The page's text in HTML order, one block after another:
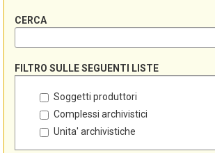
CERCA
FILTRO SULLE SEGUENTI LISTE
Soggetti produttori
Complessi archivistici
Unita' archivistiche